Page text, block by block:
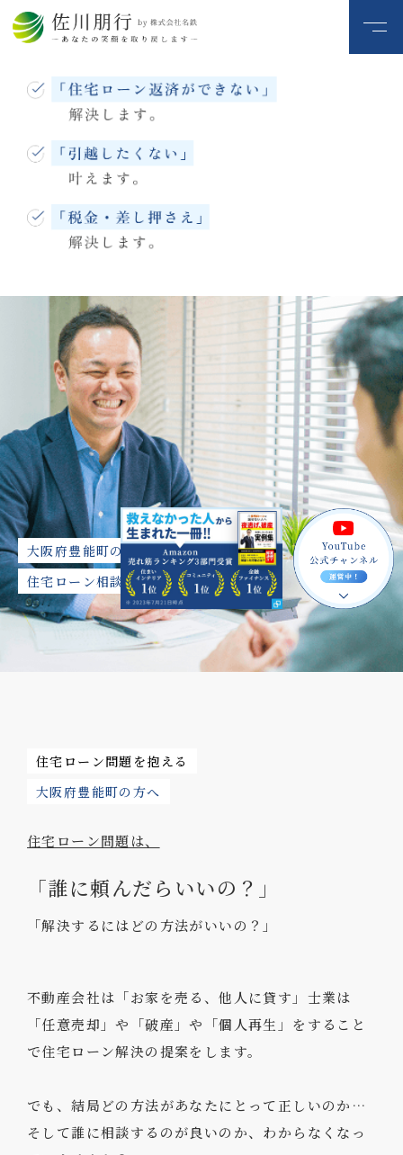
大阪府豊能町の
住宅ローン相談
住宅ローン問題を抱える
大阪府豊能町の方へ
住宅ローン問題は、
「誰に頼んだらいいの？」
「解決するにはどの方法がいいの？」
不動産会社は「お家を売る、他人に貸す」 士業は
「任意売却」や「破産」や「個人再生」をすること
で住宅ローン解決の提案をします。
でも、結局どの方法があなたにとって正しいのか…
そして誰に相談するのが良いのか、わからなくなっ